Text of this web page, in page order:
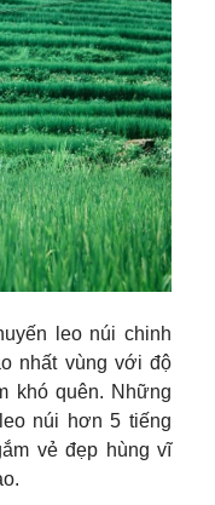
leo núi chinh
nhất vùng với độ
khó quên. Những
núi hơn 5 tiếng
vẻ đẹp hùng vĩ